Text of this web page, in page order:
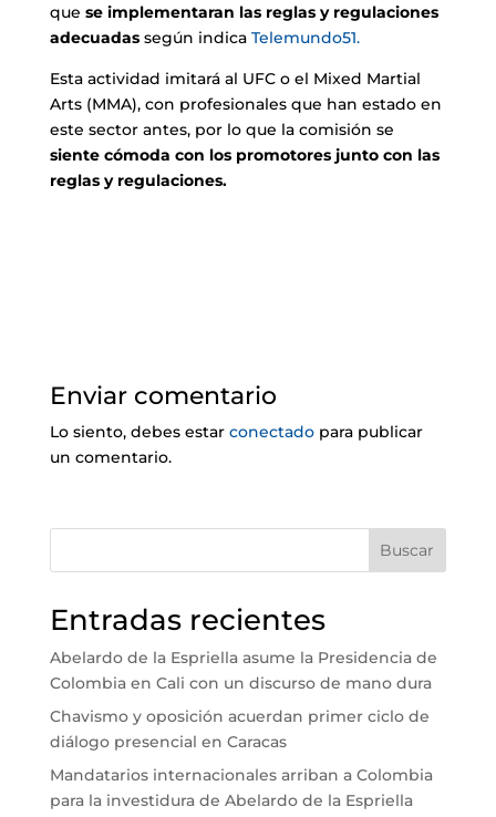
que se implementaran las reglas y regulaciones
adecuadassegún indicaTelemundo51.
Esta actividad imitará al UFC o el Mixed Martial
Arts (MMA), con profesionales que han estado en
este sector antes, por lo que la comisión se
siente cómoda con los promotores junto con las
reglas y regulaciones.
Enviar comentario
Lo siento, debes estar conectadopara publicar
un comentario.
Buscar
Entradas recientes
Abelardo de la Espriella asume la Presidencia de
Colombia en Cali con un discurso de mano dura
Chavismo y oposición acuerdan primer ciclo de
diálogo presencial en Caracas
Mandatarios internacionales arriban a Colombia
para la investidura de Abelardo de la Espriella